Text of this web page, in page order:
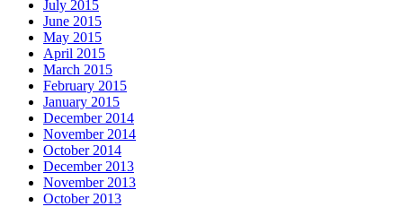
July 2015
June 2015
May 2015
April 2015
March 2015
February 2015
January 2015
December 2014
November 2014
October 2014
December 2013
November 2013
October 2013